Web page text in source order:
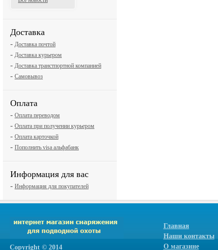
Доставка
- Доставка почтой
- Доставка курьером
- Доставка транстпортной компанией
- Самовывоз
Оплата
- Оплата переводом
- Оплата при получении курьером
- Оплата карточкой
- Пополнить visa альфабанк
Информация для вас
- Информация для покупателей
Сopyright © 2014
Главная
Наши контакты
О магазине